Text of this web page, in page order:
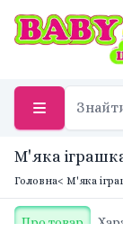
М'яка
Головна< М'яка
Про товар